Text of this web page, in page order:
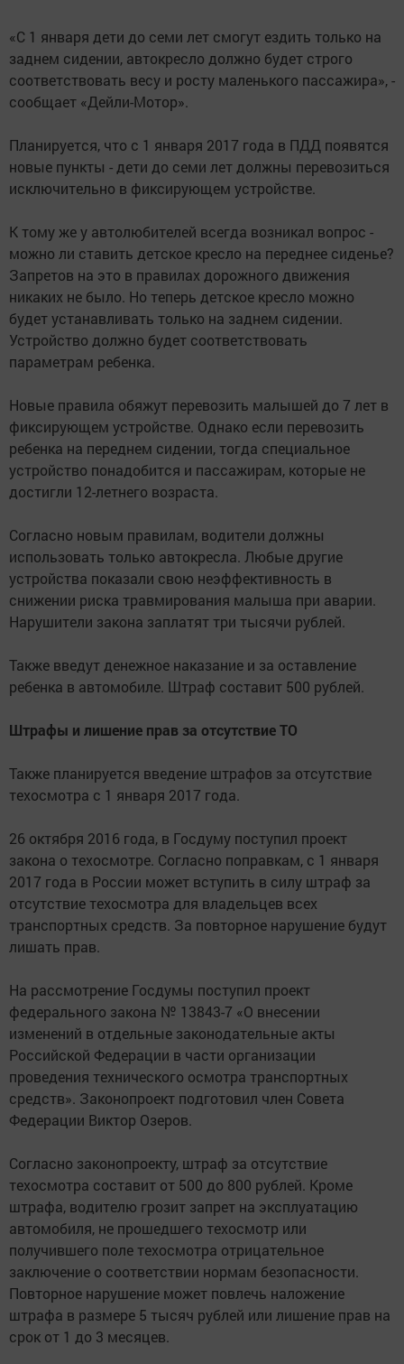
«С 1 января дети до семи лет смогут ездить только на
заднем сидении, автокресло должно будет строго
соответствовать весу и росту маленького пассажира», -
сообщает «Дейли-Мотор».
Планируется, что с 1 января 2017 года в ПДД появятся
новые пункты - дети до семи лет должны перевозиться
исключительно в фиксирующем устройстве.
К тому же у автолюбителей всегда возникал вопрос -
можно ли ставить детское кресло на переднее сиденье?
Запретов на это в правилах дорожного движения
никаких не было. Но теперь детское кресло можно
будет устанавливать только на заднем сидении.
Устройство должно будет соответствовать
параметрам ребенка.
Новые правила обяжут перевозить малышей до 7 лет в
фиксирующем устройстве. Однако если перевозить
ребенка на переднем сидении, тогда специальное
устройство понадобится и пассажирам, которые не
достигли 12-летнего возраста.
Согласно новым правилам, водители должны
использовать только автокресла. Любые другие
устройства показали свою неэффективность в
снижении риска травмирования малыша при аварии.
Нарушители закона заплатят три тысячи рублей.
Также введут денежное наказание и за оставление
ребенка в автомобиле. Штраф составит 500 рублей.
Штрафы и лишение прав за отсутствие ТО
Также планируется введение штрафов за отсутствие
техосмотра с 1 января 2017 года.
26 октября 2016 года, в Госдуму поступил проект
закона о техосмотре. Согласно поправкам, с 1 января
2017 года в России может вступить в силу штраф за
отсутствие техосмотра для владельцев всех
транспортных средств. За повторное нарушение будут
лишать прав.
На рассмотрение Госдумы поступил проект
федерального закона № 13843-7 «О внесении
изменений в отдельные законодательные акты
Российской Федерации в части организации
проведения технического осмотра транспортных
средств». Законопроект подготовил член Совета
Федерации Виктор Озеров.
Согласно законопроекту, штраф за отсутствие
техосмотра составит от 500 до 800 рублей. Кроме
штрафа, водителю грозит запрет на эксплуатацию
автомобиля, не прошедшего техосмотр или
получившего поле техосмотра отрицательное
заключение о соответствии нормам безопасности.
Повторное нарушение может повлечь наложение
штрафа в размере 5 тысяч рублей или лишение прав на
срок от 1 до 3 месяцев.